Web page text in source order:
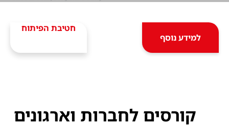
חטיבת הפיתוח
למידע נוסף
קורסים לחברות וארגונים